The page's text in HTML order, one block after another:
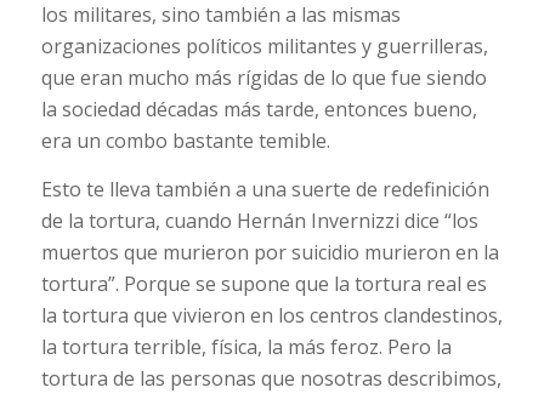
los militares, sino también a las mismas
organizaciones políticos militantes y guerrilleras,
que eran mucho más rígidas de lo que fue siendo
la sociedad décadas más tarde, entonces bueno,
era un combo bastante temible.
Esto te lleva también a una suerte de redefinición
de la tortura, cuando Hernán Invernizzi dice “los
muertos que murieron por suicidio murieron en la
tortura”. Porque se supone que la tortura real es
la tortura que vivieron en los centros clandestinos,
la tortura terrible, física, la más feroz. Pero la
tortura de las personas que nosotras describimos,